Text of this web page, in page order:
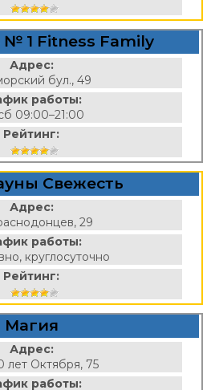
№ 1 Fitness Family
Адрес:
бул., 49
работы:
09:00–21:00
Рейтинг:
Свежесть
Адрес:
29
работы:
круглосуточно
Рейтинг:
Магия
Адрес:
лет Октября, 75
работы: